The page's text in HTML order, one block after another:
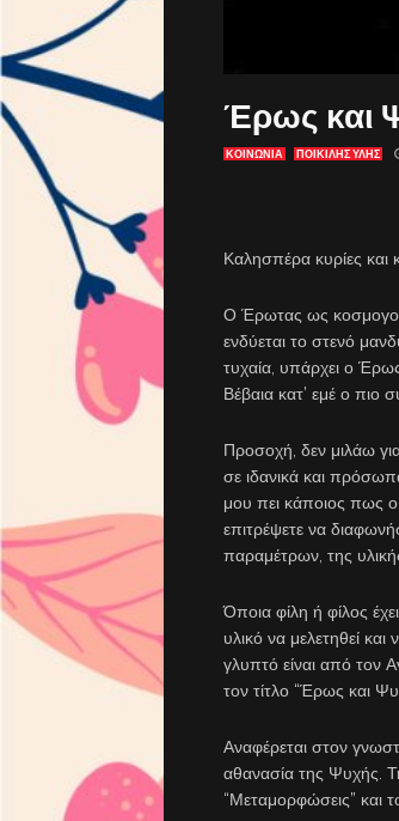
Έρως και
ΚΟΙΝΩΝΙΑ ΠΟΙΚΙΛΗΣ ΥΛΗΣ
Καλησπέρα κυρίες και
Ο Έρωτας ως
ενδύεται το στενό
τυχαία, υπάρχει ο
Βέβαια κατ’ εμέ ο πιο
Προσοχή, δεν μιλάω
σε ιδανικά και
μου πει κάποιος πως ο
επιτρέψετε να
παραμέτρων, της
Όποια φίλη ή φίλος
υλικό να μελετηθεί
γλυπτό είναι από τον
τον τίτλο “Έρως και
Αναφέρεται στον
αθανασία της Ψυχής.
“Μεταμορφώσεις” και